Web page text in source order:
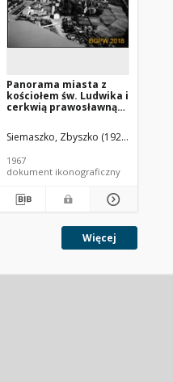
Panorama miasta z
kościołem św. Ludwika i
cerkwią prawosławną
lotniczy od strony
północno-zachodniej,
Siemaszko, Zbyszko (1925-2015).
1967
dokument ikonograficzny
Więcej